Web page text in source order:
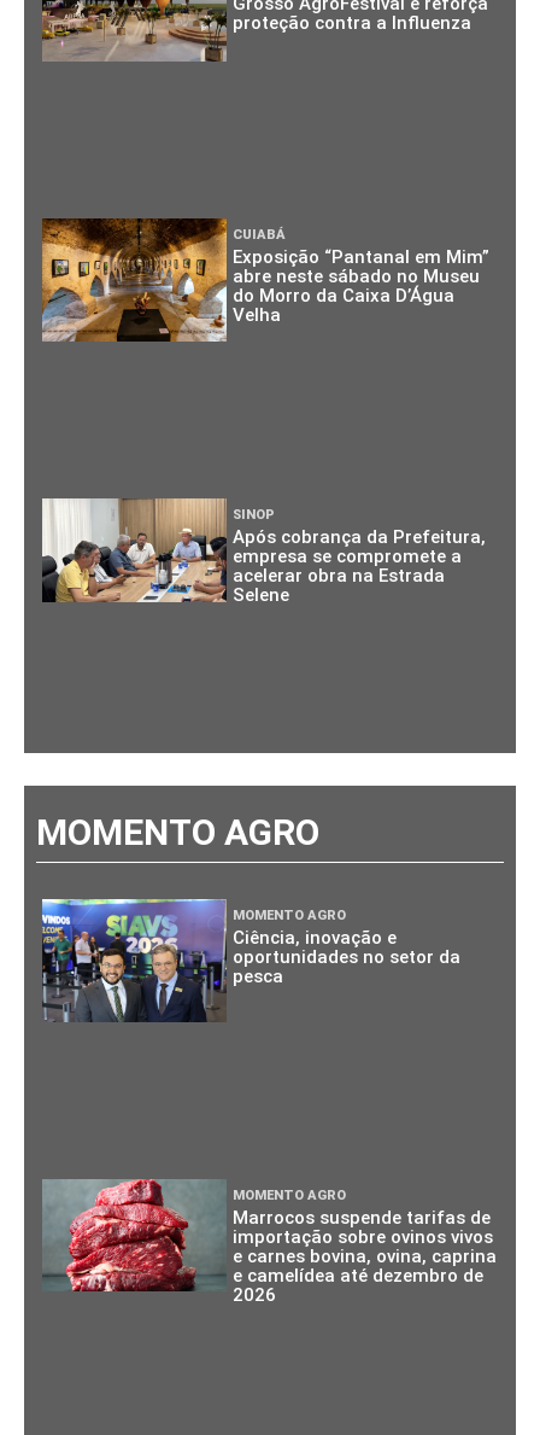
proteção contra a Influenza
CUIABÁ
Exposição “Pantanal em Mim”
abre neste sábado no Museu
do Morro da Caixa D’Água
Velha
SINOP
Após cobrança da Prefeitura,
empresa se compromete a
acelerar obra na Estrada
Selene
MOMENTO AGRO
MOMENTO AGRO
Ciência, inovação e
oportunidades no setor da
pesca
MOMENTO AGRO
Marrocos suspende tarifas de
importação sobre ovinos vivos
e carnes bovina, ovina, caprina
e camelídea até dezembro de
2026